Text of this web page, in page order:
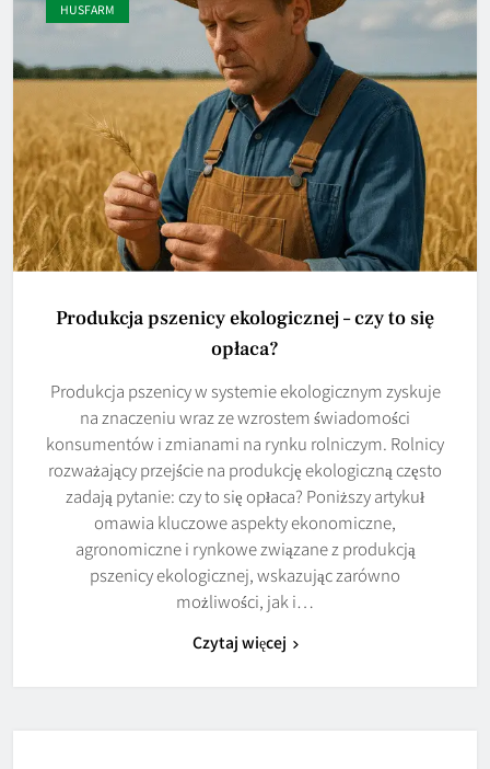
HUSFARM
Produkcja pszenicy ekologicznej – czy to się
opłaca?
Produkcja pszenicy w systemie ekologicznym zyskuje
na znaczeniu wraz ze wzrostem świadomości
konsumentów i zmianami na rynku rolniczym. Rolnicy
rozważający przejście na produkcję ekologiczną często
zadają pytanie: czy to się opłaca? Poniższy artykuł
omawia kluczowe aspekty ekonomiczne,
agronomiczne i rynkowe związane z produkcją
pszenicy ekologicznej, wskazując zarówno
możliwości, jak i…
Czytaj więcej